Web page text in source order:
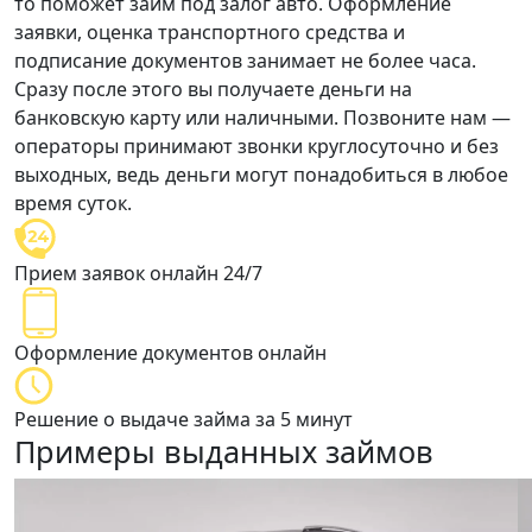
заявки, оценка транспортного средства и
подписание документов занимает не более часа.
Сразу после этого вы получаете деньги на
банковскую карту или наличными. Позвоните нам —
операторы принимают звонки круглосуточно и без
выходных, ведь деньги могут понадобиться в любое
время суток.
Прием заявок онлайн 24/7
Оформление документов онлайн
Решение о выдаче займа за 5 минут
Примеры выданных займов